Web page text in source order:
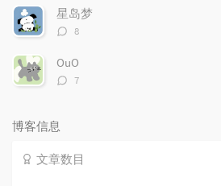
数：
星岛梦
评
数：
8
OuO
评
7
博客信息
文章数目